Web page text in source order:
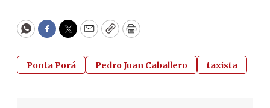
WhatsApp
Facebook
Twitter
EmailCopyPrint
Ponta Porá Pedro Juan Caballero taxista